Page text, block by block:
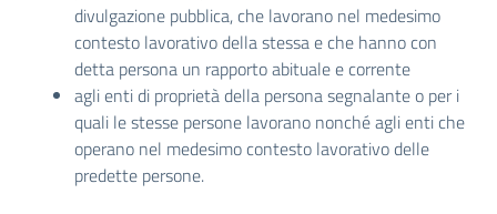
divulgazione pubblica, che lavorano nel medesimo
contesto lavorativo della stessa e che hanno con
detta persona un rapporto abituale e corrente
agli enti di proprietà della persona segnalante o per i
quali le stesse persone lavorano nonché agli enti che
operano nel medesimo contesto lavorativo delle
predette persone.